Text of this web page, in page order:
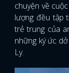
chuyện về
lượng đều tập
trẻ trung của
những ký ức
Ly.